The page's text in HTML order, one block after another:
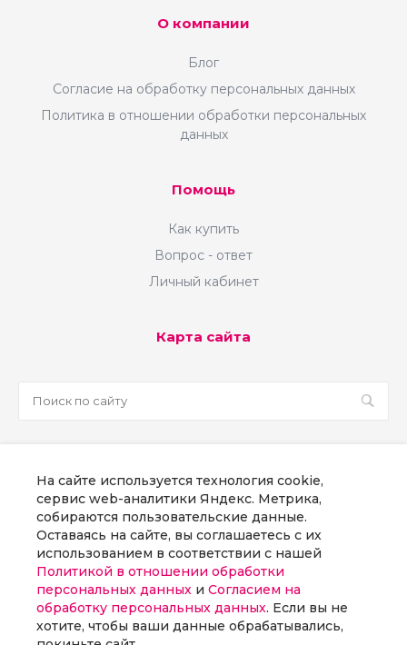
Проводим консультации по платформе 1С-
О компании
Блог
Согласие на обработку персональных данных
Политика в отношении обработки персональных
данных
Помощь
Как купить
Вопрос - ответ
Личный кабинет
Карта сайта
8 800 300 58 70
г. Москва, наб Пресненская, д. 8, стр. 1
Заказать звонок
На сайте используется технология cookie,
сервис web-аналитики Яндекс. Метрика,
собираются пользовательские данные.
Оставаясь на сайте, вы соглашаетесь с их
использованием в соответствии с нашей
Политикой в отношении обработки
персональных данных и Согласием на
обработку персональных данных. Если вы не
хотите, чтобы ваши данные обрабатывались,